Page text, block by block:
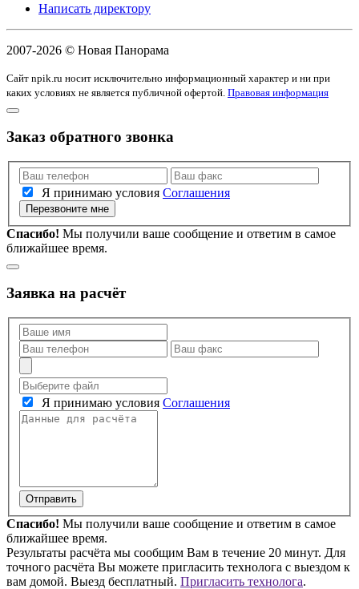
Написать директору
2007-2026 © Новая Панорама
Cайт npik.ru носит исключительно информационный характер и ни при
каких условиях не является публичной офертой. Правовая информация
Заказ обратного звонка
Я принимаю условия Соглашения
Перезвоните мне
Спасибо! Мы получили ваше сообщение и ответим в самое
ближайшее время.
Заявка на расчёт
Я принимаю условия Соглашения
Отправить
Спасибо! Мы получили ваше сообщение и ответим в самое
ближайшее время.
Результаты расчёта мы сообщим Вам в течение 20 минут. Для
точного расчёта Вы можете пригласить технолога с выездом к
вам домой. Выезд бесплатный. Пригласить технолога.